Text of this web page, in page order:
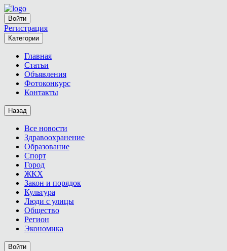
Войти
Регистрация
Категории
Главная
Статьи
Объявления
Фотоконкурс
Контакты
Назад
Все новости
Здравоохранение
Образование
Спорт
Город
ЖКХ
Закон и порядок
Культура
Люди с улицы
Общество
Регион
Экономика
Войти